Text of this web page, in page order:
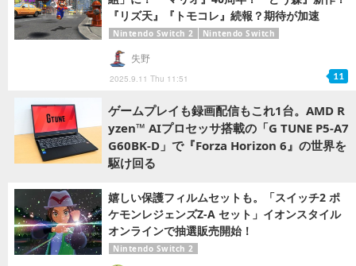
『リズ天』『トモコレ』続報？期待が加速
Nintendo Switch 2 Nintendo Switch
2025.9.11 Thu 11:51
失野
11
ゲームプレイも録画配信もこれ1台。AMD R
yzen™ AIプロセッサ搭載の「G TUNE P5-A7
G60BK-D」で『Forza Horizon 6』の世界を
駆け回る
嬉しい保護フィルムセットも。「スイッチ2 ポ
ケモンレジェンズZ-A セット」イオンスタイル
オンラインで抽選販売開始！
Nintendo Switch 2